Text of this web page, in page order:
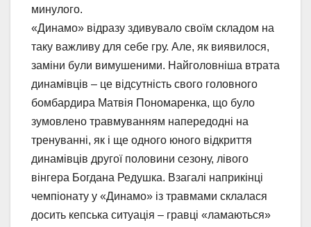
минулого.
«Динамо» відразу здивувало своїм складом на
таку важливу для себе гру. Але, як виявилося,
заміни були вимушеними. Найголовніша втрата
динамівців – це відсутність свого головного
бомбардира Матвія Пономаренка, що було
зумовлено травмуванням напередодні на
тренуванні, як і ще одного юного відкриття
динамівців другої половини сезону, лівого
вінгера Богдана Редушка. Взагалі наприкінці
чемпіонату у «Динамо» із травмами склалася
досить кепська ситуація – гравці «ламаються»